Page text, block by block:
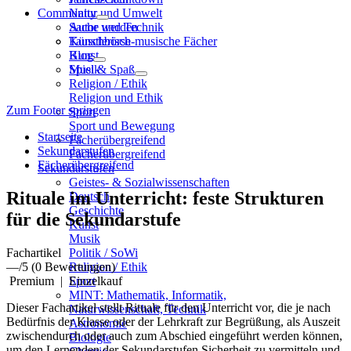
Natur und Umwelt
Sache und Technik
Künstlerisch-musische Fächer
Kunst
Musik
Religion / Ethik
Religion und Ethik
Sport
Sport und Bewegung
Fächerübergreifend
Fächerübergreifend
Sekundarstufen
Geistes- & Sozialwissenschaften
Deutsch
Geschichte
Kunst
Musik
Politik / SoWi
Religion / Ethik
Sport
MINT: Mathematik, Informatik,
Naturwissenschaft, Technik
Astronomie
Biologie
Community
Autor werden
Tauschbörse
Blog
Spiel & Spaß
Zum Footer springen
Startseite
Sekundarstufen
Fächerübergreifend
Rituale im Unterricht: feste Strukturen
für die Sekundarstufe
Fachartikel
—/5 (0 Bewertungen)
Premium | Einzelkauf
Dieser Fachartikel stellt Rituale für den Unterricht vor, die je nach
Bedürfnis der Klasse oder der Lehrkraft zur Begrüßung, als Auszeit
zwischendurch oder auch zum Abschied eingeführt werden können,